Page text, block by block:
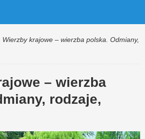
Wierzby krajowe – wierzba polska. Odmiany,
– wierzba
rodzaje,